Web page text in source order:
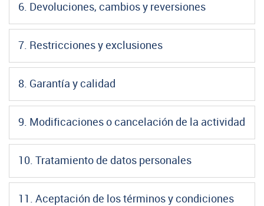
6. Devoluciones, cambios y reversiones
7. Restricciones y exclusiones
8. Garantía y calidad
9. Modificaciones o cancelación de la actividad
10. Tratamiento de datos personales
11. Aceptación de los términos y condiciones